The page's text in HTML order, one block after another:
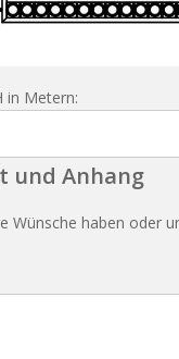
in Metern:
und Anhang
Wünsche haben oder